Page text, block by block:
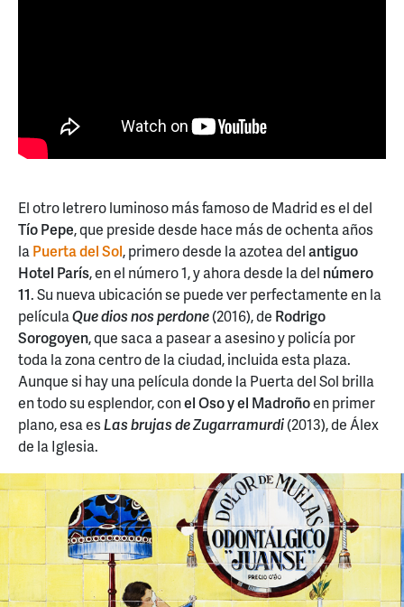
El otro letrero luminoso más famoso de Madrid es el del
Tío Pepe, que preside desde hace más de ochenta años
laPuerta del Sol, primero desde la azotea delantiguo
Hotel París, en el número 1, y ahora desde la del número
11. Su nueva ubicación se puede ver perfectamente en la
películaQue dios nos perdone(2016), de Rodrigo
Sorogoyen, que saca a pasear a asesino y policía por
toda la zona centro de la ciudad, incluida esta plaza.
Aunque si hay una película donde la Puerta del Sol brilla
en todo su esplendor, conel Oso y el Madroñoen primer
plano, esa esLas brujas de Zugarramurdi(2013), de Álex
de la Iglesia.